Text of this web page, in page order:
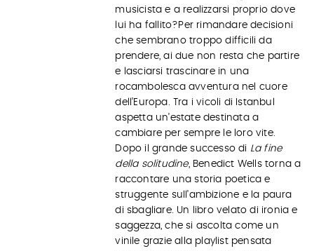
musicista e a realizzarsi proprio dove
lui ha fallito?Per rimandare decisioni
che sembrano troppo difficili da
prendere, ai due non resta che partire
e lasciarsi trascinare in una
rocambolesca avventura nel cuore
dell’Europa. Tra i vicoli di Istanbul
aspetta un’estate destinata a
cambiare per sempre le loro vite.
Dopo il grande successo di La fine
della solitudine, Benedict Wells torna a
raccontare una storia poetica e
struggente sull’ambizione e la paura
di sbagliare. Un libro velato di ironia e
saggezza, che si ascolta come un
vinile grazie alla playlist pensata